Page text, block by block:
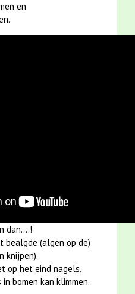
en
dan....!
bealgde (algen op de)
knijpen).
op het eind nagels,
bomen kan klimmen.